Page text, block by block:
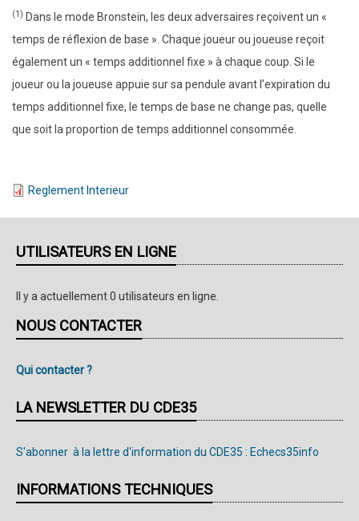
(1) Dans le mode Bronstein, les deux adversaires reçoivent un «
temps de réflexion de base ». Chaque joueur ou joueuse reçoit
également un « temps additionnel fixe » à chaque coup. Si le
joueur ou la joueuse appuie sur sa pendule avant l’expiration du
temps additionnel fixe, le temps de base ne change pas, quelle
que soit la proportion de temps additionnel consommée.
Reglement Interieur
UTILISATEURS EN LIGNE
Il y a actuellement 0 utilisateurs en ligne.
NOUS CONTACTER
Qui contacter ?
LA NEWSLETTER DU CDE35
S'abonner à la lettre d'information du CDE35 : Echecs35info
INFORMATIONS TECHNIQUES